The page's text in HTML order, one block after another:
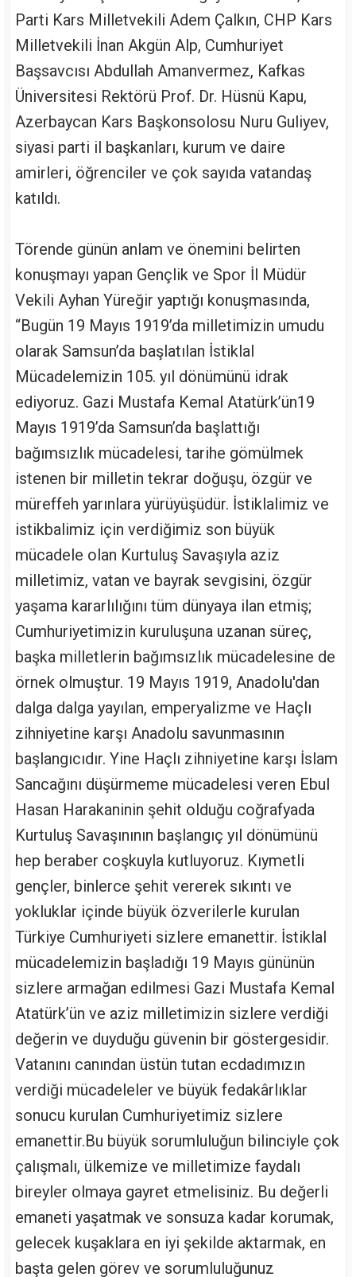
Parti Kars Milletvekili Adem Çalkın, CHP Kars
Milletvekili İnan Akgün Alp, Cumhuriyet
Başsavcısı Abdullah Amanvermez, Kafkas
Üniversitesi Rektörü Prof. Dr. Hüsnü Kapu,
Azerbaycan Kars Başkonsolosu Nuru Guliyev,
siyasi parti il başkanları, kurum ve daire
amirleri, öğrenciler ve çok sayıda vatandaş
katıldı.
Törende günün anlam ve önemini belirten
konuşmayı yapan Gençlik ve Spor İl Müdür
Vekili Ayhan Yüreğir yaptığı konuşmasında,
“Bugün 19 Mayıs 1919’da milletimizin umudu
olarak Samsun’da başlatılan İstiklal
Mücadelemizin 105. yıl dönümünü idrak
ediyoruz. Gazi Mustafa Kemal Atatürk’ün19
Mayıs 1919’da Samsun’da başlattığı
bağımsızlık mücadelesi, tarihe gömülmek
istenen bir milletin tekrar doğuşu, özgür ve
müreffeh yarınlara yürüyüşüdür. İstiklalimiz ve
istikbalimiz için verdiğimiz son büyük
mücadele olan Kurtuluş Savaşıyla aziz
milletimiz, vatan ve bayrak sevgisini, özgür
yaşama kararlılığını tüm dünyaya ilan etmiş;
Cumhuriyetimizin kuruluşuna uzanan süreç,
başka milletlerin bağımsızlık mücadelesine de
örnek olmuştur. 19 Mayıs 1919, Anadolu'dan
dalga dalga yayılan, emperyalizme ve Haçlı
zihniyetine karşı Anadolu savunmasının
başlangıcıdır. Yine Haçlı zihniyetine karşı İslam
Sancağını düşürmeme mücadelesi veren Ebul
Hasan Harakaninin şehit olduğu coğrafyada
Kurtuluş Savaşınının başlangıç yıl dönümünü
hep beraber coşkuyla kutluyoruz. Kıymetli
gençler, binlerce şehit vererek sıkıntı ve
yokluklar içinde büyük özverilerle kurulan
Türkiye Cumhuriyeti sizlere emanettir. İstiklal
mücadelemizin başladığı 19 Mayıs gününün
sizlere armağan edilmesi Gazi Mustafa Kemal
Atatürk’ün ve aziz milletimizin sizlere verdiği
değerin ve duyduğu güvenin bir göstergesidir.
Vatanını canından üstün tutan ecdadımızın
verdiği mücadeleler ve büyük fedakârlıklar
sonucu kurulan Cumhuriyetimiz sizlere
emanettir.Bu büyük sorumluluğun bilinciyle çok
çalışmalı, ülkemize ve milletimize faydalı
bireyler olmaya gayret etmelisiniz. Bu değerli
emaneti yaşatmak ve sonsuza kadar korumak,
gelecek kuşaklara en iyi şekilde aktarmak, en
başta gelen görev ve sorumluluğunuz